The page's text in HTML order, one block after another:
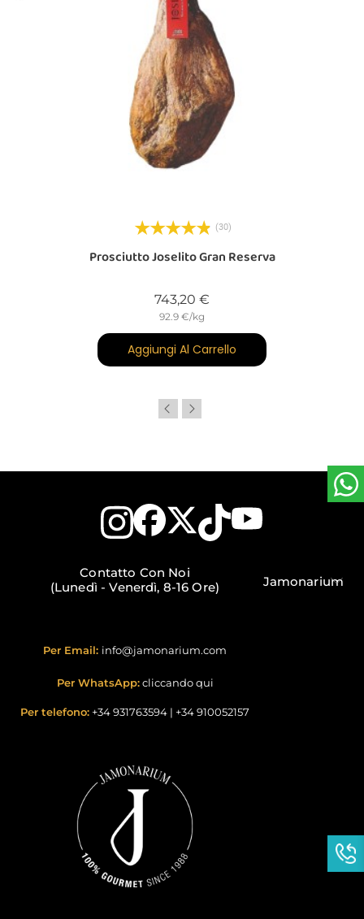
(30)
Prosciutto Joselito Gran Reserva
743,20 €
92.9 €/kg
Aggiungi Al Carrello
Contatto Con Noi
(Lunedì - Venerdì, 8-16 Ore)
Per Email: info@jamonarium.com
Per WhatsApp: cliccando qui
Per telefono: +34 931763594 | +34 910052157
Jamonarium